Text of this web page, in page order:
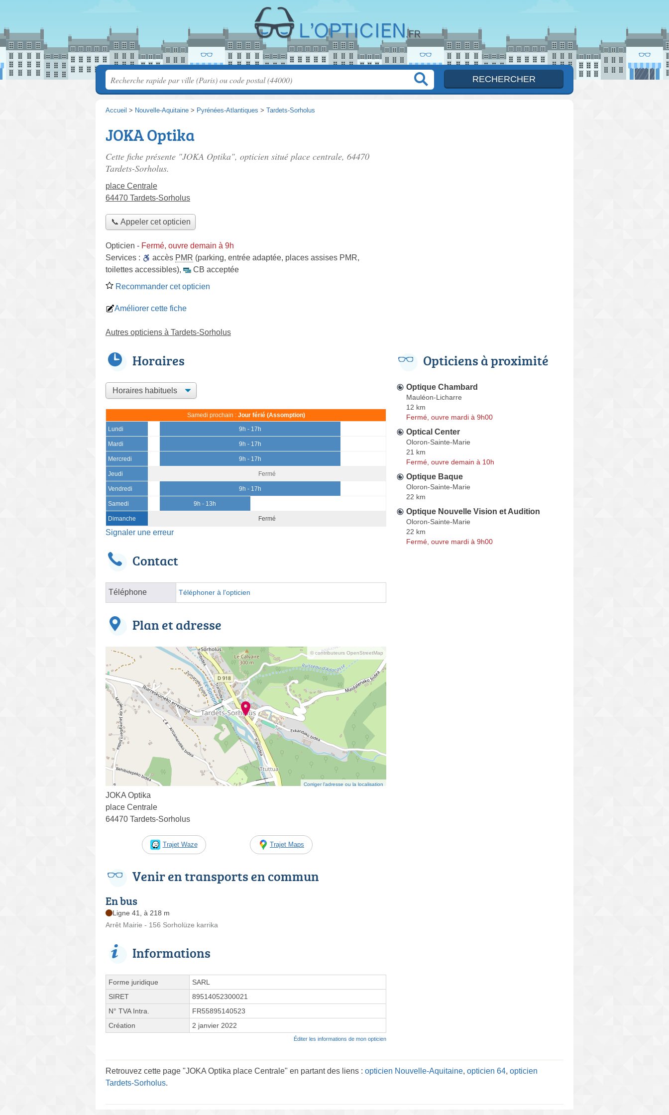
Accueil > Nouvelle-Aquitaine > Pyrénées-Atlantiques > Tardets-Sorholus
JOKA Optika
Cette fiche présente "JOKA Optika", opticien situé place centrale, 64470
Tardets-Sorholus.
place Centrale
64470 Tardets-Sorholus
📞 Appeler cet opticien
Opticien - Fermé, ouvre demain à 9h
Services :
accès PMR (parking, entrée adaptée, places assises PMR,
toilettes accessibles),
CB acceptée
Recommander cet opticien
Améliorer cette fiche
Autres opticiens à Tardets-Sorholus
Horaires
Samedi prochain : Jour férié (Assomption)
Lundi 9h - 17h
Mardi 9h - 17h
Mercredi 9h - 17h
Jeudi Fermé
Vendredi 9h - 17h
Samedi 9h - 13h
Dimanche Fermé
Signaler une erreur
Contact
Téléphone Téléphoner à l'opticien
Plan et adresse
© contributeurs OpenStreetMap
Corriger l’adresse ou la localisation
JOKA Optika
place Centrale
64470 Tardets-Sorholus
Trajet Waze Trajet Maps
Venir en transports en commun
En bus
Ligne 41, à 218 m
Arrêt Mairie - 156 Sorholüze karrika
Informations
Forme juridique
SARL
SIRET
89514052300021
N° TVA Intra.
FR55895140523
Création
2 janvier 2022
Éditer les informations de mon opticien
Opticiens à proximité
Optique Chambard
Mauléon-Licharre
12 km
Fermé, ouvre mardi à 9h00
Optical Center
Oloron-Sainte-Marie
21 km
Fermé, ouvre demain à 10h
Optique Baque
Oloron-Sainte-Marie
22 km
Optique Nouvelle Vision et Audition
Oloron-Sainte-Marie
22 km
Fermé, ouvre mardi à 9h00
Retrouvez cette page "JOKA Optika place Centrale" en partant des liens : opticien Nouvelle-Aquitaine, opticien 64, opticien
Tardets-Sorholus.